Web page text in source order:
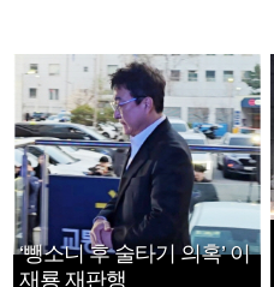
‘뺑소니 후 술타기 의혹’ 이
재룡 재판행